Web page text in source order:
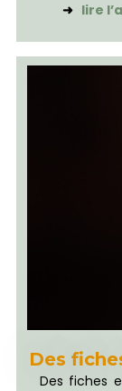
➜ lire
Des
Des fiches